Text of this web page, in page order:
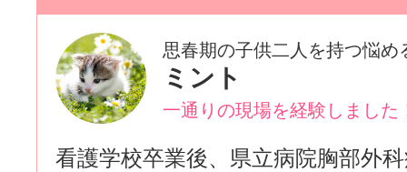
思春期の子供二人を持つ悩め
ミント
一通りの現場を経験しました
看護学校卒業後、県立病院胸部外